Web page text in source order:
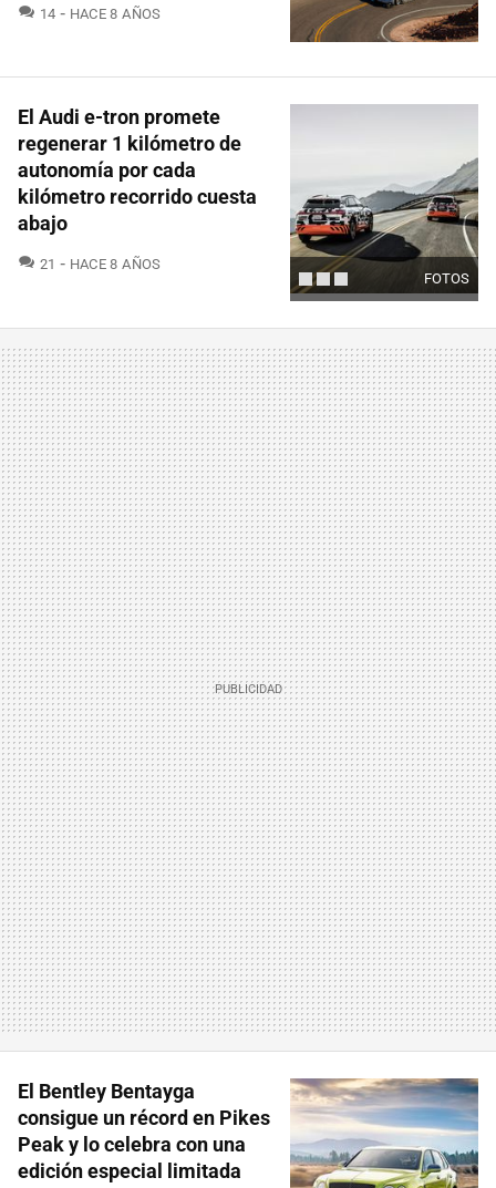
14 COMENTARIOS
HACE 8 AÑOS
FOTOS
El Audi e-tron promete
regenerar 1 kilómetro de
autonomía por cada
kilómetro recorrido cuesta
abajo
21 COMENTARIOS
HACE 8 AÑOS
El Bentley Bentayga
consigue un récord en Pikes
Peak y lo celebra con una
edición especial limitada